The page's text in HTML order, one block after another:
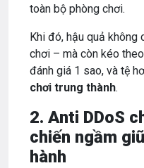
toàn bộ phòng chơi.
Khi đó, hậu quả
chơi – mà còn kéo
đánh giá 1 sao, và tệ
chơi trung thành.
2. Anti DDoS
chiến ngầm
hành